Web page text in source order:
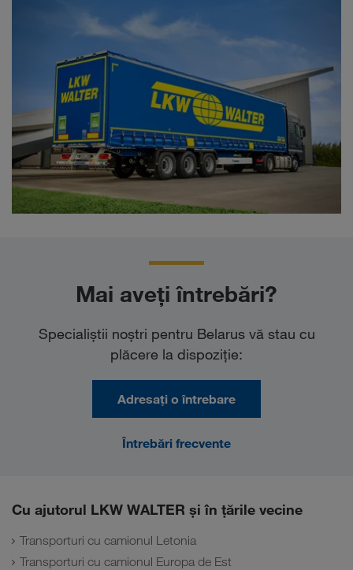
Mai aveți întrebări?
Specialiştii noştri pentru Belarus vă stau cu
plăcere la dispoziţie:
Adresați o întrebare
Întrebări frecvente
Cu ajutorul LKW WALTER și în țările vecine
Transporturi cu camionul Letonia
Transporturi cu camionul Europa de Est